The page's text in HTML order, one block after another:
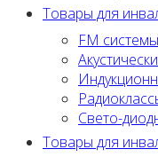
Товары для
FM системы
Свето-
Товары для